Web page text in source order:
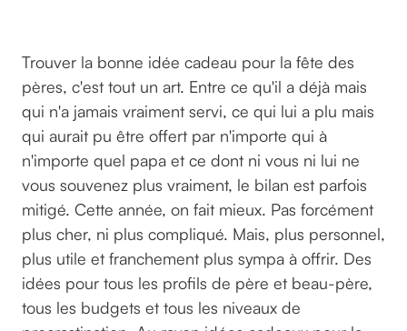
Trouver la bonne idée cadeau pour la fête des
pères, c'est tout un art. Entre ce qu'il a déjà mais
qui n'a jamais vraiment servi, ce qui lui a plu mais
qui aurait pu être offert par n'importe qui à
n'importe quel papa et ce dont ni vous ni lui ne
vous souvenez plus vraiment, le bilan est parfois
mitigé. Cette année, on fait mieux. Pas forcément
plus cher, ni plus compliqué. Mais, plus personnel,
plus utile et franchement plus sympa à offrir. Des
idées pour tous les profils de père et beau-père,
tous les budgets et tous les niveaux de